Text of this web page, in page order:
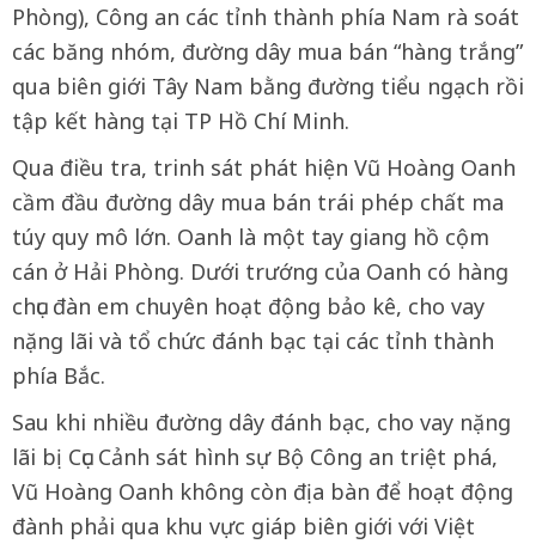
Phòng), Công an các tỉnh thành phía Nam rà soát
các băng nhóm, đường dây mua bán “hàng trắng”
qua biên giới Tây Nam bằng đường tiểu ngạch rồi
tập kết hàng tại TP Hồ Chí Minh.
Qua điều tra, trinh sát phát hiện Vũ Hoàng Oanh
cầm đầu đường dây mua bán trái phép chất ma
túy quy mô lớn. Oanh là một tay giang hồ cộm
cán ở Hải Phòng. Dưới trướng của Oanh có hàng
chục đàn em chuyên hoạt động bảo kê, cho vay
nặng lãi và tổ chức đánh bạc tại các tỉnh thành
phía Bắc.
Sau khi nhiều đường dây đánh bạc, cho vay nặng
lãi bị Cục Cảnh sát hình sự Bộ Công an triệt phá,
Vũ Hoàng Oanh không còn địa bàn để hoạt động
đành phải qua khu vực giáp biên giới với Việt